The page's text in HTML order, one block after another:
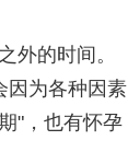
外的时间。
因为各种因素
"，也有怀孕